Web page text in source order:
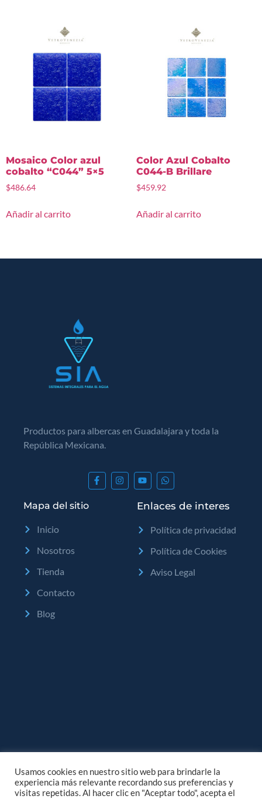
Mosaico Color azul
cobalto “C044” 5×5
$486.64
Añadir al carrito
Color Azul Cobalto
C044-B Brillare
$459.92
Añadir al carrito
Productos para albercas en Guadalajara y toda la
República Mexicana.
Mapa del sitio
Inicio
Nosotros
Tienda
Contacto
Blog
Enlaces de interes
Política de privacidad
Política de Cookies
Aviso Legal
Usamos cookies en nuestro sitio web para brindarle la
experiencia más relevante recordando sus preferencias y
visitas repetidas. Al hacer clic en "Aceptar todo", acepta el